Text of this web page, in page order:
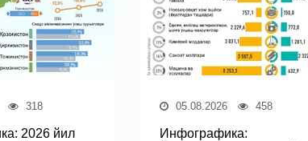
318
2026 йил
05.08.2026 458
Инфографика: